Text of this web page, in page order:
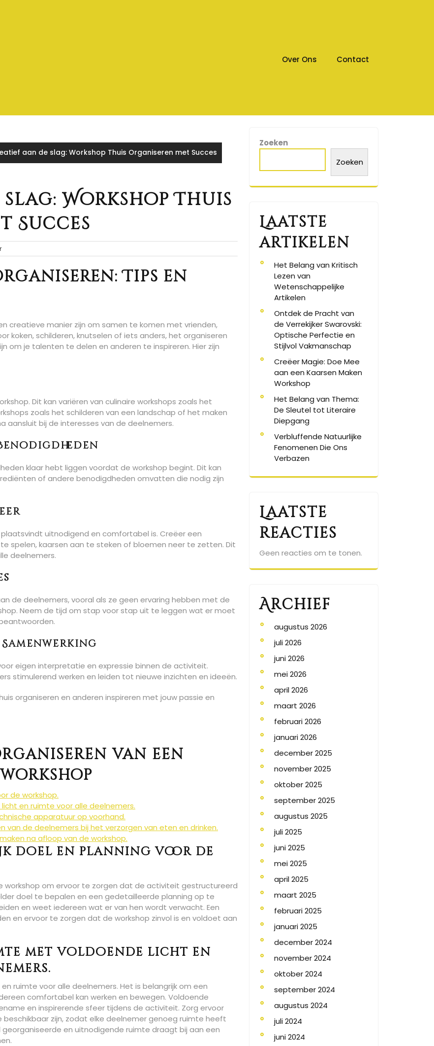
Over Ons Contact
aan de slag: Workshop Thuis Organiseren met Succes
Workshop Thuis
Succes
Tips en
creatieve manier zijn om samen te komen met vrienden,
koken, schilderen, knutselen of iets anders, het organiseren
om je talenten te delen en anderen te inspireren. Hier zijn
Dit kan variëren van culinaire workshops zoals het
zoals het schilderen van een landschap of het maken
aansluit bij de interesses van de deelnemers.
klaar hebt liggen voordat de workshop begint. Dit kan
of andere benodigdheden omvatten die nodig zijn
uitnodigend en comfortabel is. Creëer een
spelen, kaarsen aan te steken of bloemen neer te zetten. Dit
deelnemers.
de deelnemers, vooral als ze geen ervaring hebben met de
Neem de tijd om stap voor stap uit te leggen wat er moet
eigen interpretatie en expressie binnen de activiteit.
stimulerend werken en leiden tot nieuwe inzichten en ideeën.
organiseren en anderen inspireren met jouw passie en
van een
de workshop.
en ruimte voor alle deelnemers.
apparatuur op voorhand.
van de deelnemers bij het verzorgen van eten en drinken.
na afloop van de workshop.
doel en planning voor de
workshop om ervoor te zorgen dat de activiteit gestructureerd
doel te bepalen en een gedetailleerde planning op te
en weet iedereen wat er van hen wordt verwacht. Een
en ervoor te zorgen dat de workshop zinvol is en voldoet aan
met voldoende licht en
ruimte voor alle deelnemers. Het is belangrijk om een
comfortabel kan werken en bewegen. Voldoende
en inspirerende sfeer tijdens de activiteit. Zorg ervoor
zijn, zodat elke deelnemer genoeg ruimte heeft
en uitnodigende ruimte draagt bij aan een
Zoeken
Zoeken
Laatste
artikelen
Het Belang van Kritisch
Lezen van
Wetenschappelijke
Artikelen
Ontdek de Pracht van
de Verrekijker Swarovski:
Optische Perfectie en
Stijlvol Vakmanschap
Creëer Magie: Doe Mee
aan een Kaarsen Maken
Workshop
Het Belang van Thema:
De Sleutel tot Literaire
Diepgang
Verbluffende Natuurlijke
Fenomenen Die Ons
Verbazen
Laatste
reacties
Geen reacties om te tonen.
Archief
augustus 2026
juli 2026
juni 2026
mei 2026
april 2026
maart 2026
februari 2026
januari 2026
december 2025
november 2025
oktober 2025
september 2025
augustus 2025
juli 2025
juni 2025
mei 2025
april 2025
maart 2025
februari 2025
januari 2025
december 2024
november 2024
oktober 2024
september 2024
augustus 2024
juli 2024
juni 2024